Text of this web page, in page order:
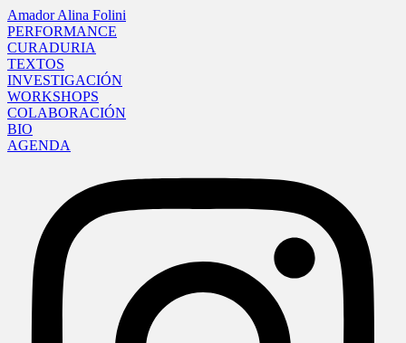
Amador Alina Folini
PERFORMANCE
CURADURIA
TEXTOS
INVESTIGACIÓN
WORKSHOPS
COLABORACIÓN
BIO
AGENDA